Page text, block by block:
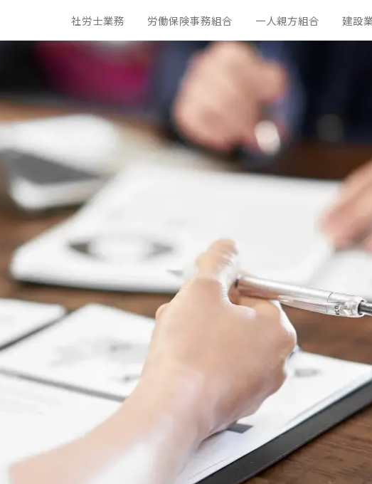
社労士業務 労働保険事務組合 一人親方組合 建設